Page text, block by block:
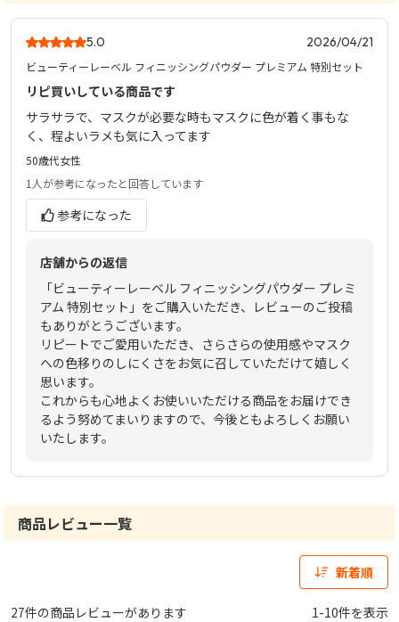
5.0 2026/04/21
ビューティーレーベル フィニッシングパウダー プレミアム 特別セット
リピ買いしている商品です
サラサラで、マスクが必要な時もマスクに色が着く事もな
く、程よいラメも気に入ってます
50歳代女性
1人が参考になったと回答しています
参考になった
店舗からの返信
「ビューティーレーベル フィニッシングパウダー プレミ
アム 特別セット」をご購入いただき、レビューのご投稿
もありがとうございます。
リピートでご愛用いただき、さらさらの使用感やマスク
への色移りのしにくさをお気に召していただけて嬉しく
思います。
これからも心地よくお使いいただける商品をお届けでき
るよう努めてまいりますので、今後ともよろしくお願い
いたします。
商品レビュー一覧
新着順
27件の商品レビューがあります 1-10件を表示